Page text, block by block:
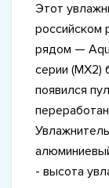
Этот
рядом —
серии (MX2)
появился
- высота